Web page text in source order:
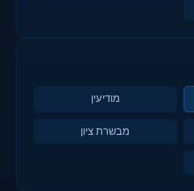
מודיעין
מבשרת ציון